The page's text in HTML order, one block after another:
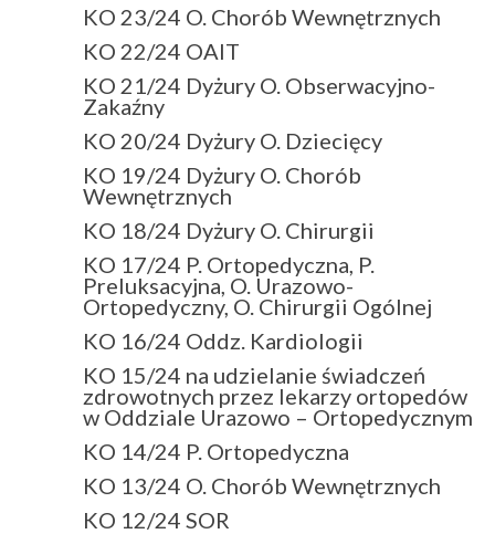
KO 23/24 O. Chorób Wewnętrznych
KO 22/24 OAIT
KO 21/24 Dyżury O. Obserwacyjno-
Zakaźny
KO 20/24 Dyżury O. Dziecięcy
KO 19/24 Dyżury O. Chorób
Wewnętrznych
KO 18/24 Dyżury O. Chirurgii
KO 17/24 P. Ortopedyczna, P.
Preluksacyjna, O. Urazowo-
Ortopedyczny, O. Chirurgii Ogólnej
KO 16/24 Oddz. Kardiologii
KO 15/24 na udzielanie świadczeń
zdrowotnych przez lekarzy ortopedów
w Oddziale Urazowo – Ortopedycznym
KO 14/24 P. Ortopedyczna
KO 13/24 O. Chorób Wewnętrznych
KO 12/24 SOR